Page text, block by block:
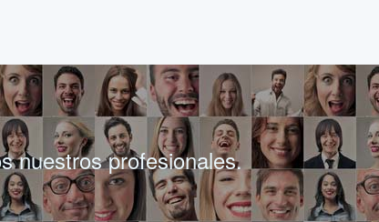
nuestros profesionales.